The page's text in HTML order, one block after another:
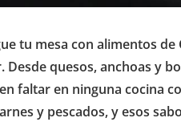
tu mesa con alimentos
Desde quesos, anchoas y
faltar en ninguna cocina
y pescados, y esos